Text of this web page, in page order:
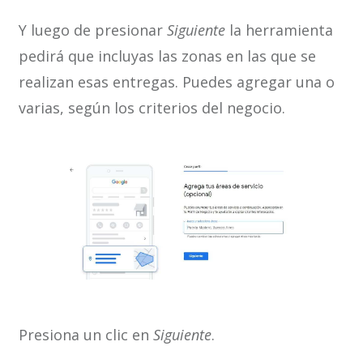
Y luego de presionar Siguientela herramienta
pedirá que incluyas las zonas en las que se
realizan esas entregas. Puedes agregar una o
varias, según los criterios del negocio.
Presiona un clic en Siguiente.